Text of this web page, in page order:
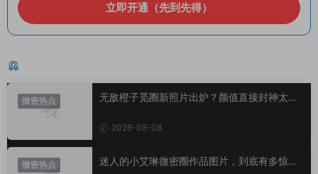
立即开通（先到先得）
微密热点
无敌橙子觅圈新照片出炉？颜值直接封神太惊
2026-08-08
微密热点
迷人的小艾琳微密圈作品图片，到底有多惊